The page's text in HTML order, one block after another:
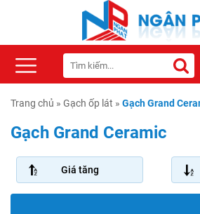
Trang chủ » Gạch ốp lát » Gạch Grand
Gạch Grand Ceramic
Giá tăng